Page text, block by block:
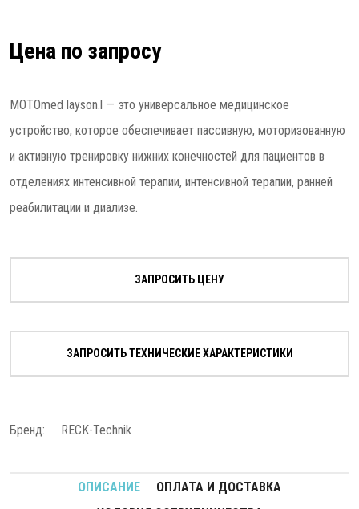
Цена по запросу
MOTOmed layson.l — это универсальное медицинское
устройство, которое обеспечивает пассивную, моторизованную
и активную тренировку нижних конечностей для пациентов в
отделениях интенсивной терапии, интенсивной терапии, ранней
реабилитации и диализе.
ЗАПРОСИТЬ ЦЕНУ
ЗАПРОСИТЬ ТЕХНИЧЕСКИЕ ХАРАКТЕРИСТИКИ
Бренд: RECK-Technik
ОПИСАНИЕ
ОПЛАТА И ДОСТАВКА